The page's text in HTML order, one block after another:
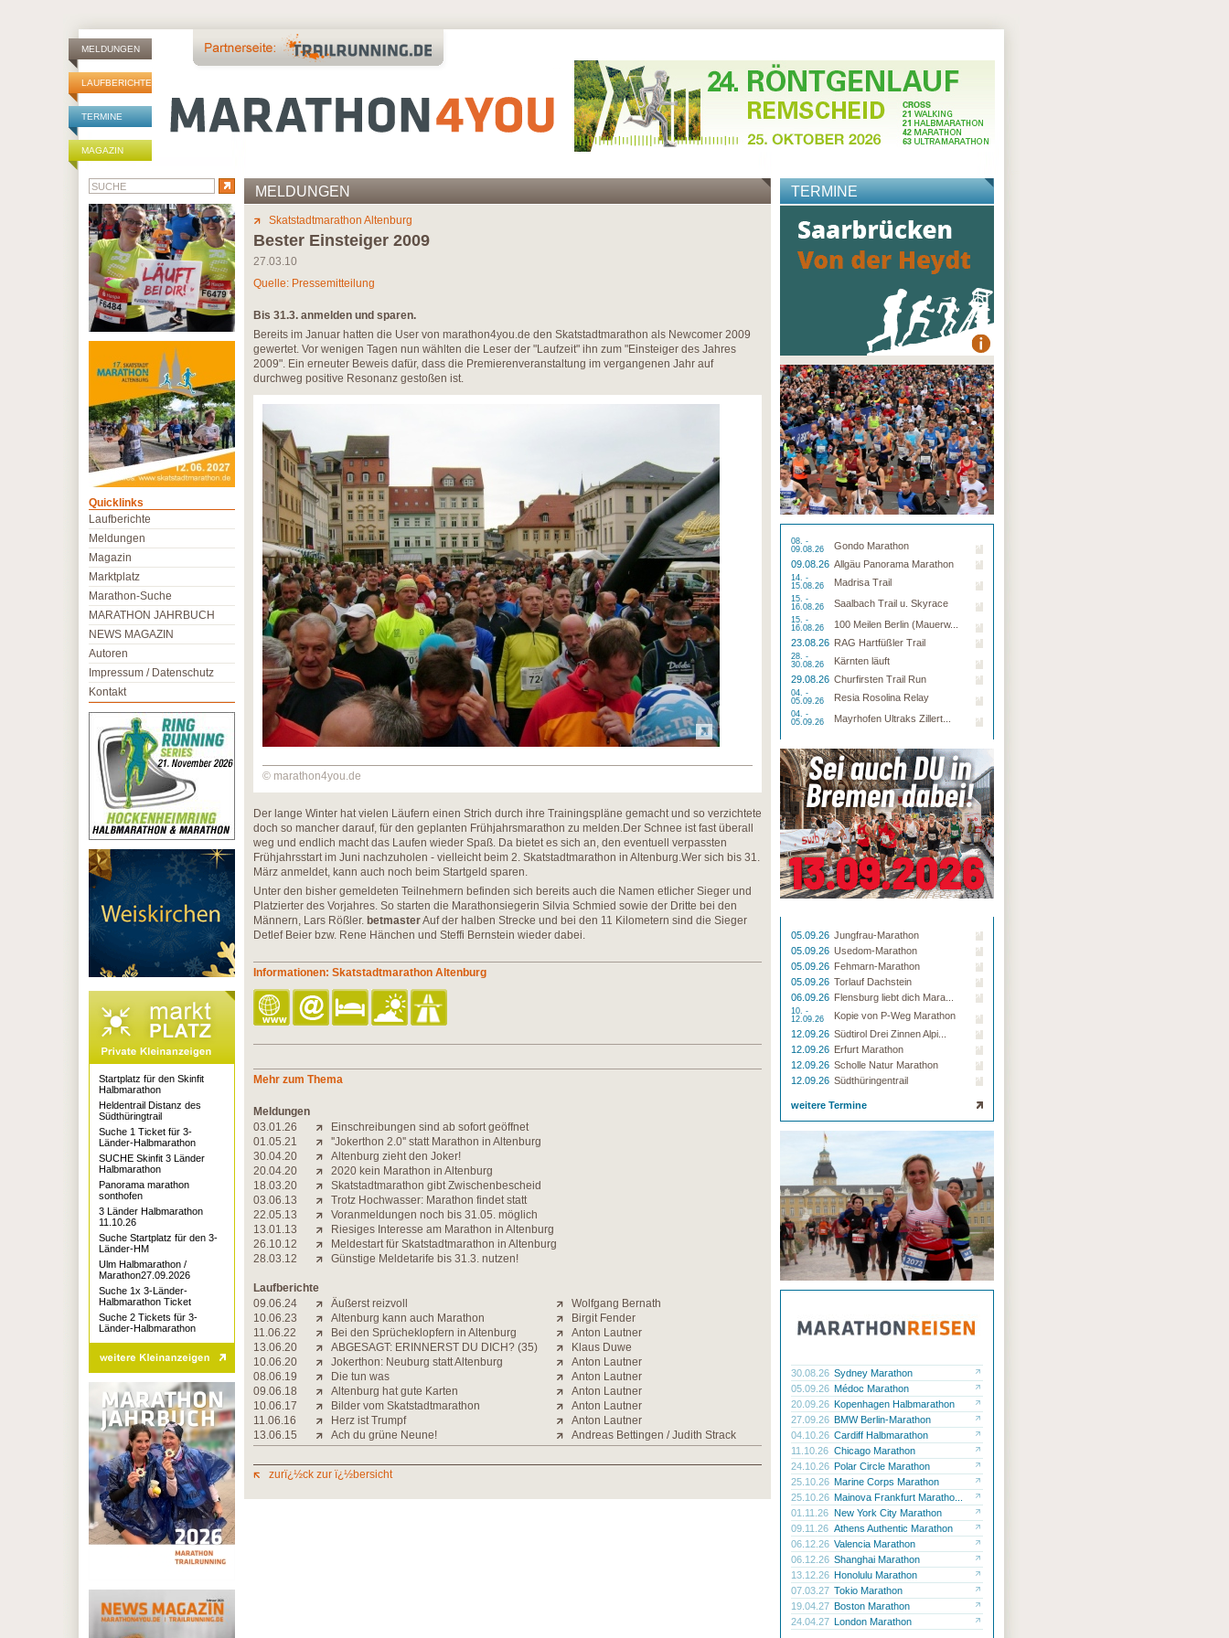
MELDUNGEN
LAUFBERICHTE
TERMINE
MAGAZIN
MELDUNGEN
Skatstadtmarathon Altenburg
Bester Einsteiger 2009
27.03.10
Quelle: Pressemitteilung
Bis 31.3. anmelden und sparen.
Bereits im Januar hatten die User von marathon4you.de den Skatstadtmarathon als Newcomer 2009
gewertet. Vor wenigen Tagen nun wählten die Leser der "Laufzeit" ihn zum "Einsteiger des Jahres
2009". Ein erneuter Beweis dafür, dass die Premierenveranstaltung im vergangenen Jahr auf
durchweg positive Resonanz gestoßen ist.
© marathon4you.de
Der lange Winter hat vielen Läufern einen Strich durch ihre Trainingspläne gemacht und so verzichtete
doch so mancher darauf, für den geplanten Frühjahrsmarathon zu melden.Der Schnee ist fast überall
weg und endlich macht das Laufen wieder Spaß. Da bietet es sich an, den eventuell verpassten
Frühjahrsstart im Juni nachzuholen - vielleicht beim 2. Skatstadtmarathon in Altenburg.Wer sich bis 31.
März anmeldet, kann auch noch beim Startgeld sparen.
Unter den bisher gemeldeten Teilnehmern befinden sich bereits auch die Namen etlicher Sieger und
Platzierter des Vorjahres. So starten die Marathonsiegerin Silvia Schmied sowie der Dritte bei den
Männern, Lars Rößler. betmasterAuf der halben Strecke und bei den 11 Kilometern sind die Sieger
Detlef Beier bzw. Rene Hänchen und Steffi Bernstein wieder dabei.
Informationen: Skatstadtmarathon Altenburg
Mehr zum Thema
Meldungen
03.01.26
Einschreibungen sind ab sofort geöffnet
01.05.21
''Jokerthon 2.0'' statt Marathon in Altenburg
30.04.20
Altenburg zieht den Joker!
20.04.20
2020 kein Marathon in Altenburg
18.03.20
Skatstadtmarathon gibt Zwischenbescheid
03.06.13
Trotz Hochwasser: Marathon findet statt
22.05.13
Voranmeldungen noch bis 31.05. möglich
13.01.13
Riesiges Interesse am Marathon in Altenburg
26.10.12
Meldestart für Skatstadtmarathon in Altenburg
28.03.12
Günstige Meldetarife bis 31.3. nutzen!
Laufberichte
09.06.24
Äußerst reizvoll
Wolfgang Bernath
10.06.23
Altenburg kann auch Marathon
Birgit Fender
11.06.22
Bei den Sprücheklopfern in Altenburg
Anton Lautner
13.06.20
ABGESAGT: ERINNERST DU DICH? (35)
Klaus Duwe
10.06.20
Jokerthon: Neuburg statt Altenburg
Anton Lautner
08.06.19
Die tun was
Anton Lautner
09.06.18
Altenburg hat gute Karten
Anton Lautner
10.06.17
Bilder vom Skatstadtmarathon
Anton Lautner
11.06.16
Herz ist Trumpf
Anton Lautner
13.06.15
Ach du grüne Neune! Andreas Bettingen / Judith Strack
zurï¿½ck zur ï¿½bersicht
TERMINE
08. -
09.08.26
Gondo Marathon
09.08.26 Allgäu Panorama Marathon
14. -
15.08.26
Madrisa Trail
15. -
16.08.26
Saalbach Trail u. Skyrace
15. -
16.08.26
100 Meilen Berlin (Mauerw...
23.08.26 RAG Hartfüßler Trail
28. -
30.08.26
Kärnten läuft
29.08.26 Churfirsten Trail Run
04. -
05.09.26
Resia Rosolina Relay
04. -
05.09.26
Mayrhofen Ultraks Zillert...
05.09.26 Jungfrau-Marathon
05.09.26 Usedom-Marathon
05.09.26 Fehmarn-Marathon
05.09.26 Torlauf Dachstein
06.09.26 Flensburg liebt dich Mara...
10. -
12.09.26
Kopie von P-Weg Marathon
12.09.26 Südtirol Drei Zinnen Alpi...
12.09.26 Erfurt Marathon
12.09.26 Scholle Natur Marathon
12.09.26 Südthüringentrail
weitere Termine
30.08.26 Sydney Marathon
05.09.26 Médoc Marathon
20.09.26 Kopenhagen Halbmarathon
27.09.26 BMW Berlin-Marathon
04.10.26 Cardiff Halbmarathon
11.10.26 Chicago Marathon
24.10.26 Polar Circle Marathon
25.10.26 Marine Corps Marathon
25.10.26 Mainova Frankfurt Maratho...
01.11.26 New York City Marathon
09.11.26 Athens Authentic Marathon
06.12.26 Valencia Marathon
06.12.26 Shanghai Marathon
13.12.26 Honolulu Marathon
07.03.27 Tokio Marathon
19.04.27 Boston Marathon
24.04.27 London Marathon
Quicklinks
Laufberichte
Meldungen
Magazin
Marktplatz
Marathon-Suche
MARATHON JAHRBUCH
NEWS MAGAZIN
Autoren
Impressum / Datenschutz
Kontakt
Startplatz für den Skinfit
Halbmarathon
Heldentrail Distanz des
Südthüringtrail
Suche 1 Ticket für 3-
Länder-Halbmarathon
SUCHE Skinfit 3 Länder
Halbmarathon
Panorama marathon
sonthofen
3 Länder Halbmarathon
11.10.26
Suche Startplatz für den 3-
Länder-HM
Ulm Halbmarathon /
Marathon27.09.2026
Suche 1x 3-Länder-
Halbmarathon Ticket
Suche 2 Tickets für 3-
Länder-Halbmarathon